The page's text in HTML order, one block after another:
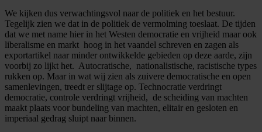
We kijken dus verwachtingsvol naar de politiek en het bestuur.
Tegelijk zien we dat in de politiek de vermolming toeslaat. De tijden
dat we met name hier in het Westen democratie en vrijheid maar ook
liberalisme en markt hoog in het vaandel schreven en zagen als
exportartikel naar minder ontwikkelde gebieden op deze aarde, zijn
voorbij zo lijkt het. Autocratische, nationalistische, racistische types
rukken op. Maar in wat wij zien als zuivere democratische en open
samenlevingen, treedt er slijtage op. Technocratie verdringt
democratie, controle verdringt vrijheid, de scheiding van machten
maakt plaats voor bundeling van machten, elitair en gesloten en
imperiaal gedrag sluipt naar binnen.